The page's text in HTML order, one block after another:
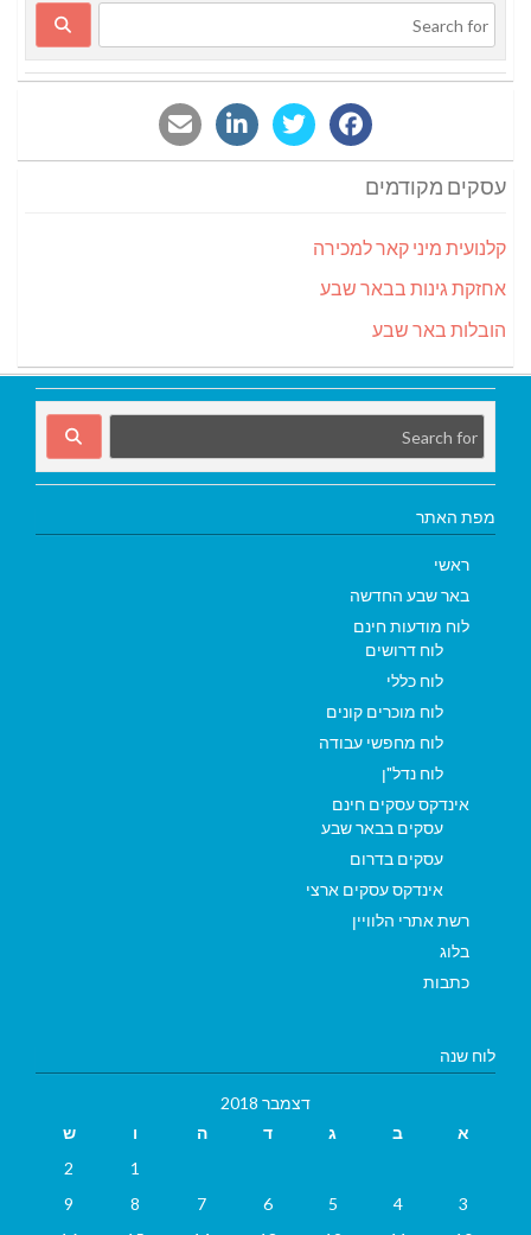
עסקים מקודמים
קלנועית מיני קאר למכירה
אחזקת גינות בבאר שבע
הובלות באר שבע
מפת האתר
ראשי
באר שבע החדשה
לוח מודעות חינם
לוח דרושים
לוח כללי
לוח מוכרים קונים
לוח מחפשי עבודה
לוח נדל"ן
אינדקס עסקים חינם
עסקים בבאר שבע
עסקים בדרום
אינדקס עסקים ארצי
רשת אתרי הלוויין
בלוג
כתבות
לוח שנה
דצמבר 2018
א
ב ג ד ה ו
ש
1
2
3
4
5
6
7
8
9